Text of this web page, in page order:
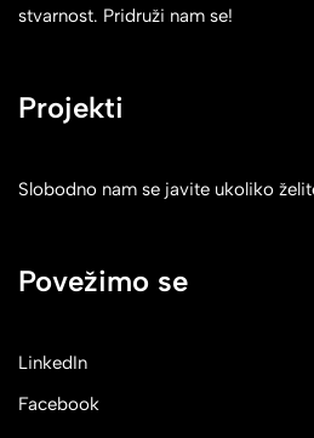
stvarnost. Pridruži nam se!
Projekti
Slobodno nam se javite ukoliko
Povežimo se
LinkedIn
Facebook